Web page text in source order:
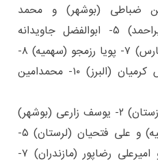
امیرحسین ضباطی (بوشهر) و محمد
پورابراهیمی (کهگیلویه و بویراحمد) ۵- ابوالفضل جاویدانه
(کرمانشاه) و پارسا دهقانی (فارس) ۷- پویا رزمجو (سهمیه) ۸-
سام موسوی (سهمیه) ۹- آرش کرمیان (البرز) ۱۰- محمدامین
۴۸ کیلوگرم: ۱- آرین کیانی (خوزستان) ۲- یوسف زارعی (بوشهر)
۳- امیرعلی عشیری کیا (سهمیه) و علی فتحیان (لرستان) ۵-
محمدطاها موذن (اصفهان) و امیرعلی رضاپور (مازندران) ۷-